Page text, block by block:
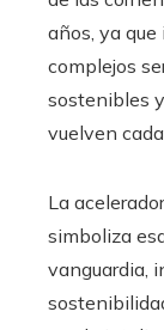
años, ya
complejos
sostenibles
vuelven
La
simboliza
vanguardia,